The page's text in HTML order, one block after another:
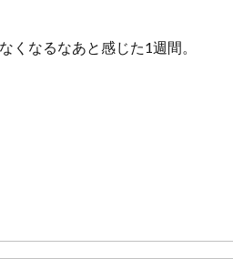
くなるなあと感じた1週間。